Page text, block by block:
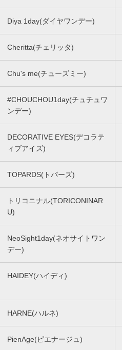
Diya 1day(ダイヤワンデー)
Cheritta(チェリッタ)
Chu's me(チューズミー)
#CHOUCHOU1day(チュチュワ
ンデー)
DECORATIVE EYES(デコラテ
ィブアイズ)
TOPARDS(トパーズ)
トリコニナル(TORICONINAR
U)
NeoSight1day(ネオサイトワン
デー)
HAIDEY(ハイディ)
HARNE(ハルネ)
PienAge(ピエナージュ)